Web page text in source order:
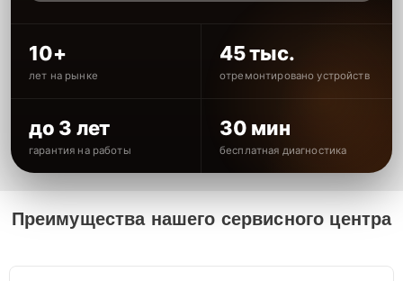
10+
лет на рынке
45 тыс.
отремонтировано устройств
до 3 лет
гарантия на работы
30 мин
бесплатная диагностика
Преимущества нашего сервисного центра